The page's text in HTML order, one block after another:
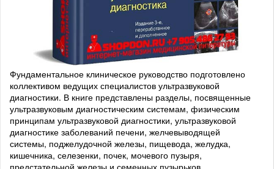
Фундаментальное клиническое руководство подготовлено
коллективом ведущих специалистов ультразвуковой
диагностики. В книге представлены разделы, посвященные
ультразвуковым диагностическим системам, физическим
принципам ультразвуковой диагностики, ультразвуковой
диагностике заболеваний печени, желчевыводящей
системы, поджелудочной железы, пищевода, желудка,
кишечника, селезенки, почек, мочевого пузыря,
предстательной железы и семенных пузырьков,